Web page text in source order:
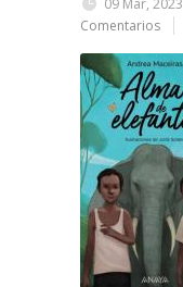
09 Mar, 2023
Comentarios